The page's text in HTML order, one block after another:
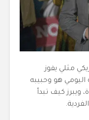
مثلي يفوز
هو وحبيبه
كيف تبدأ